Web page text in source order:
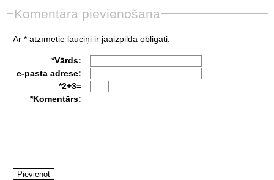
Komentāra pievienošana
Ar * atzīmētie lauciņi ir jāaizpilda obligāti.
*Vārds:
e-pasta adrese:
*2+3=
*Komentārs: